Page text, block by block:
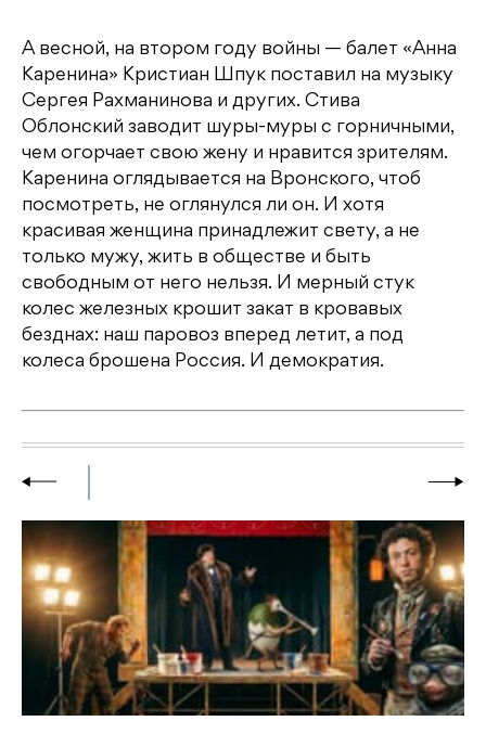
А весной, на втором году войны — балет «Анна
Каренина» Кристиан Шпук поставил на музыку
Сергея Рахманинова и других. Стива
Облонский заводит шуры-муры с горничными,
чем огорчает свою жену и нравится зрителям.
Каренина оглядывается на Вронского, чтоб
посмотреть, не оглянулся ли он. И хотя
красивая женщина принадлежит свету, а не
только мужу, жить в обществе и быть
свободным от него нельзя. И мерный стук
колес железных крошит закат в кровавых
безднах: наш паровоз вперед летит, а под
колеса брошена Россия. И демократия.